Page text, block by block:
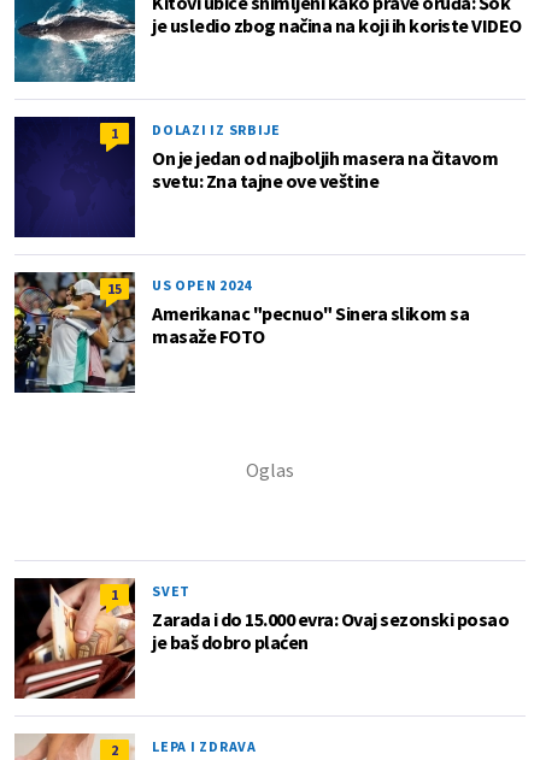
je usledio zbog načina na koji ih koriste VIDEO
1 DOLAZI IZ SRBIJE
On je jedan od najboljih masera na čitavom
svetu: Zna tajne ove veštine
15 US OPEN 2024
Amerikanac "pecnuo" Sinera slikom sa
masaže FOTO
1 SVET
Zarada i do 15.000 evra: Ovaj sezonski posao
je baš dobro plaćen
2 LEPA I ZDRAVA